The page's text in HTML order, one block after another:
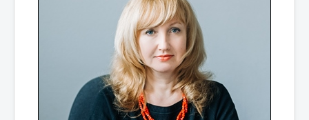
Прокуратура разъясняет
ПРИЕМ В 1 КЛАСС
специалист по охране труда, учитель